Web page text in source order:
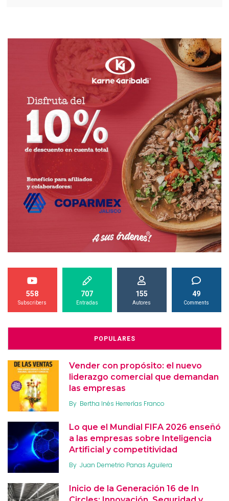
558
Subscribers
707
Entradas
155
Autores
49
Comments
POPULARES
Vender con propósito: el nuevo
liderazgo comercial que demandan
las empresas
By Bertha Inés Herrerías Franco
Lo que el Mundial FIFA 2026 enseñó
a las empresas sobre Inteligencia
Artificial y competitividad
By Juan Demetrio Panas Aguilera
Inicio de la Generación 16 de In